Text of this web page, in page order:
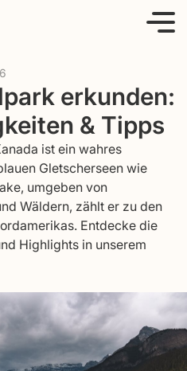
erkunden:
& Tipps
ist ein wahres
Gletscherseen wie
umgeben von
Wäldern, zählt er zu den
Entdecke die
Highlights in unserem